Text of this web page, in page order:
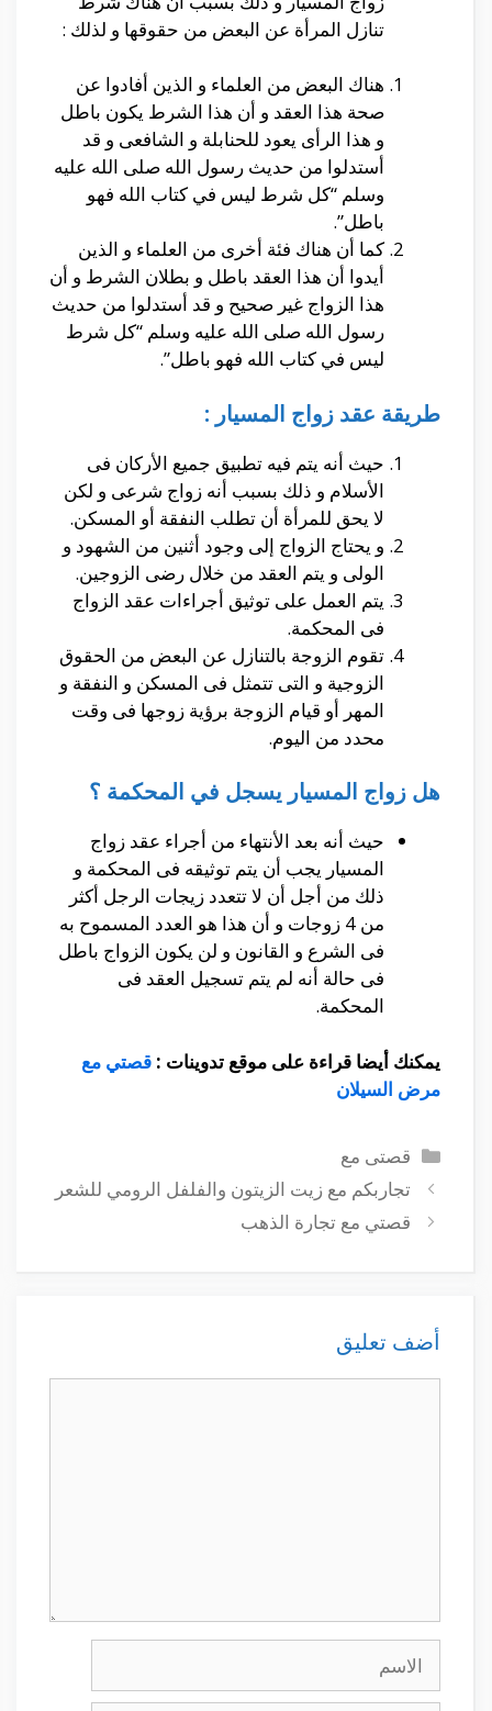
تنازل المرأة عن البعض من حقوقها و لذلك :
هناك البعض من العلماء و الذين أفادوا عن
صحة هذا العقد و أن هذا الشرط يكون باطل
و هذا الرأى يعود للحنابلة و الشافعى و قد
أستدلوا من حديث رسول الله صلى الله عليه
وسلم “كل شرط ليس في كتاب الله فهو
باطل”.
كما أن هناك فئة أخرى من العلماء و الذين
أيدوا أن هذا العقد باطل و بطلان الشرط و أن
هذا الزواج غير صحيح و قد أستدلوا من حديث
رسول الله صلى الله عليه وسلم “كل شرط
ليس في كتاب الله فهو باطل”.
طريقة عقد زواج المسيار :
حيث أنه يتم فيه تطبيق جميع الأركان فى
الأسلام و ذلك بسبب أنه زواج شرعى و لكن
لا يحق للمرأة أن تطلب النفقة أو المسكن.
و يحتاج الزواج إلى وجود أثنين من الشهود و
الولى و يتم العقد من خلال رضى الزوجين.
يتم العمل على توثيق أجراءات عقد الزواج
فى المحكمة.
تقوم الزوجة بالتنازل عن البعض من الحقوق
الزوجية و التى تتمثل فى المسكن و النفقة و
المهر أو قيام الزوجة برؤية زوجها فى وقت
محدد من اليوم.
هل زواج المسيار يسجل في المحكمة ؟
حيث أنه بعد الأنتهاء من أجراء عقد زواج
المسيار يجب أن يتم توثيقه فى المحكمة و
ذلك من أجل أن لا تتعدد زيجات الرجل أكثر
من 4 زوجات و أن هذا هو العدد المسموح به
فى الشرع و القانون و لن يكون الزواج باطل
فى حالة أنه لم يتم تسجيل العقد فى
المحكمة.
يمكنك أيضا قراءة على موقع تدوينات : قصتي مع
مرض السيلان
التصنيفات
قصتى مع
تجاربكم مع زيت الزيتون والفلفل الرومي للشعر
قصتي مع تجارة الذهب
أضف تعليق